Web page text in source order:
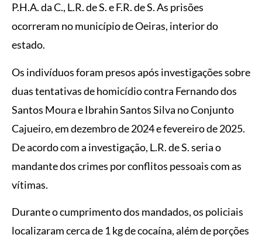
P.H.A. da C., L.R. de S. e F.R. de S. As prisões
ocorreram no município de Oeiras, interior do
estado.
Os indivíduos foram presos após investigações sobre
duas tentativas de homicídio contra Fernando dos
Santos Moura e Ibrahin Santos Silva no Conjunto
Cajueiro, em dezembro de 2024 e fevereiro de 2025.
De acordo com a investigação, L.R. de S. seria o
mandante dos crimes por conflitos pessoais com as
vítimas.
Durante o cumprimento dos mandados, os policiais
localizaram cerca de 1 kg de cocaína, além de porções